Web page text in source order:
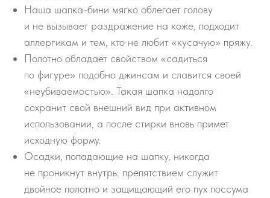
Наша шапка-бини мягко облегает голову
и не вызывает раздражение на коже, подходит
аллергикам и тем, кто не любит «кусачую» пряжу.
Полотно обладает свойством «садиться
по фигуре» подобно джинсам и славится своей
«неубиваемостью». Такая шапка надолго
сохранит свой внешний вид при активном
использовании, а после стирки вновь примет
исходную форму.
Осадки, попадающие на шапку, никогда
не проникнут внутрь: препятствием служит
двойное полотно и защищающий его пух поссума